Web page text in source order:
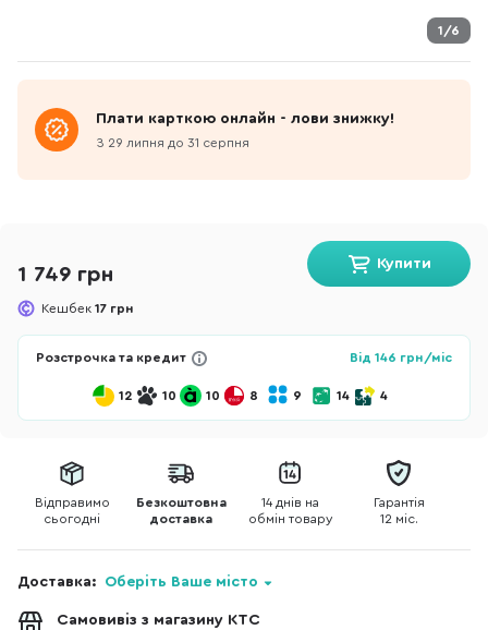
1/6
Плати карткою онлайн - лови знижку!
З 29 липня до 31 серпня
1 749 грн
Кешбек 17 грн
Купити
Розстрочка та кредит Від 146 грн/міс
12 10 10 8 9 14 4
Відправимо
сьогодні
Безкоштовна
доставка
14 днів на
обмін товару
Гарантія
12 міс.
Доставка: Оберіть Ваше місто
Самовивіз з магазину КТС